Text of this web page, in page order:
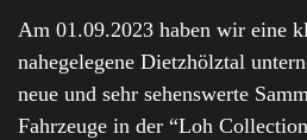
Am 01.09.2023 haben wir eine
nahegelegene Dietzhölztal
neue und sehr sehenswerte
Fahrzeuge in der “Loh